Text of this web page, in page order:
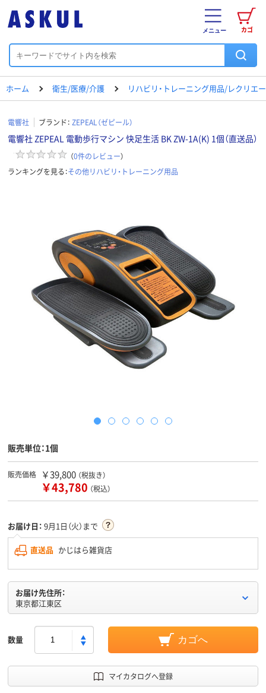
カゴ
メニュー
ホーム 衛生/医療/介護 リハビリ・トレーニング用品/レクリエ
電響社 ブランド： ZEPEAL（ゼピール）
電響社 ZEPEAL 電動歩行マシン 快足生活 BK ZW-1A(K) 1個（直送品）
（0件のレビュー）
ランキングを見る：その他リハビリ・トレーニング用品
販売単位：1個
販売価格 ￥39,800 （税抜き）
￥43,780 （税込）
お届け日： 9月1日（火）まで
直送品 かじはら雑貨店
お届け先住所：
東京都江東区
数量 カゴへ
マイカタログへ登録